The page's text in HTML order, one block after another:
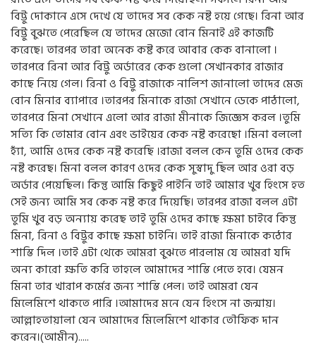
বিট্টু দোকানে এসে দেখে যে তাদের সব কেক নষ্ট হয়ে গেছে। রিনা আর
বিট্টু বুঝতে পেরেছিল যে তাদের মেজো বোন মিনাই এই কাজটি
করেছে। তারপর তারা অনেক কষ্ট করে আবার কেক বানালো ।
তারপরে রিনা আর বিট্টু অর্ডারের কেক গুলো সেখানকার রাজার
কাছে নিয়ে গেল। রিনা ও বিট্টু রাজাকে নালিশ জানালো তাদের মেজ
বোন মিনার ব্যাপারে ।তারপর মিনাকে রাজা সেখানে ডেকে পাঠালো,
তারপরে মিনা সেখানে এলো আর রাজা মীনাকে জিজ্ঞেস করল ।তুমি
সত্যি কি তোমার বোন এবং ভাইয়ের কেক নষ্ট করেছো ।মিনা বললো
হ্যাঁ, আমি ওদের কেক নষ্ট করেছি ।রাজা বলল কেন তুমি ওদের কেক
নষ্ট করেছ। মিনা বলল কারণ ওদের কেক সুস্বাদু ছিল আর ওরা বড়
অর্ডার পেয়েছিল। কিন্তু আমি কিছুই পাইনি তাই আমার খুব হিংসে হত
সেই জন্য আমি সব কেক নষ্ট করে দিয়েছি। তারপর রাজা বলল এটা
তুমি খুব বড় অন্যায় করেছ তাই তুমি ওদের কাছে ক্ষমা চাইবে কিন্তু
মিনা, রিনা ও বিট্টুর কাছে ক্ষমা চাইনি। তাই রাজা মিনাকে কঠোর
শাস্তি দিল ।তাই এটা থেকে আমরা বুঝতে পারলাম যে আমরা যদি
অন্য কারো ক্ষতি করি তাহলে আমাদের শাস্তি পেতে হবে। যেমন
মিনা তার খারাপ কর্মের জন্য শাস্তি পেল। তাই আমরা যেন
মিলেমিশে থাকতে পারি ।আমাদের মনে যেন হিংসে না জন্মায়।
আল্লাহতায়ালা যেন আমাদের মিলেমিশে থাকার তৌফিক দান
করেন।(আমীন).....